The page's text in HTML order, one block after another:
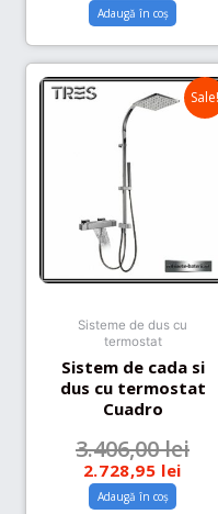
Adaugă în coș
Sale!
Sisteme de dus cu
termostat
Sistem de cada si
dus cu termostat
Cuadro
3.406,00lei
2.728,95 lei
Adaugă în coș